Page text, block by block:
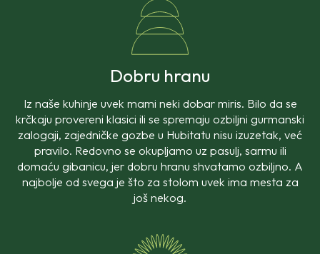
Dobru hranu
Iz naše kuhinje uvek mami neki dobar miris. Bilo da se
krčkaju provereni klasici ili se spremaju ozbiljni gurmanski
zalogaji, zajedničke gozbe u Hubitatu nisu izuzetak, već
pravilo. Redovno se okupljamo uz pasulj, sarmu ili
domaću gibanicu, jer dobru hranu shvatamo ozbiljno. A
najbolje od svega je što za stolom uvek ima mesta za
još nekog.